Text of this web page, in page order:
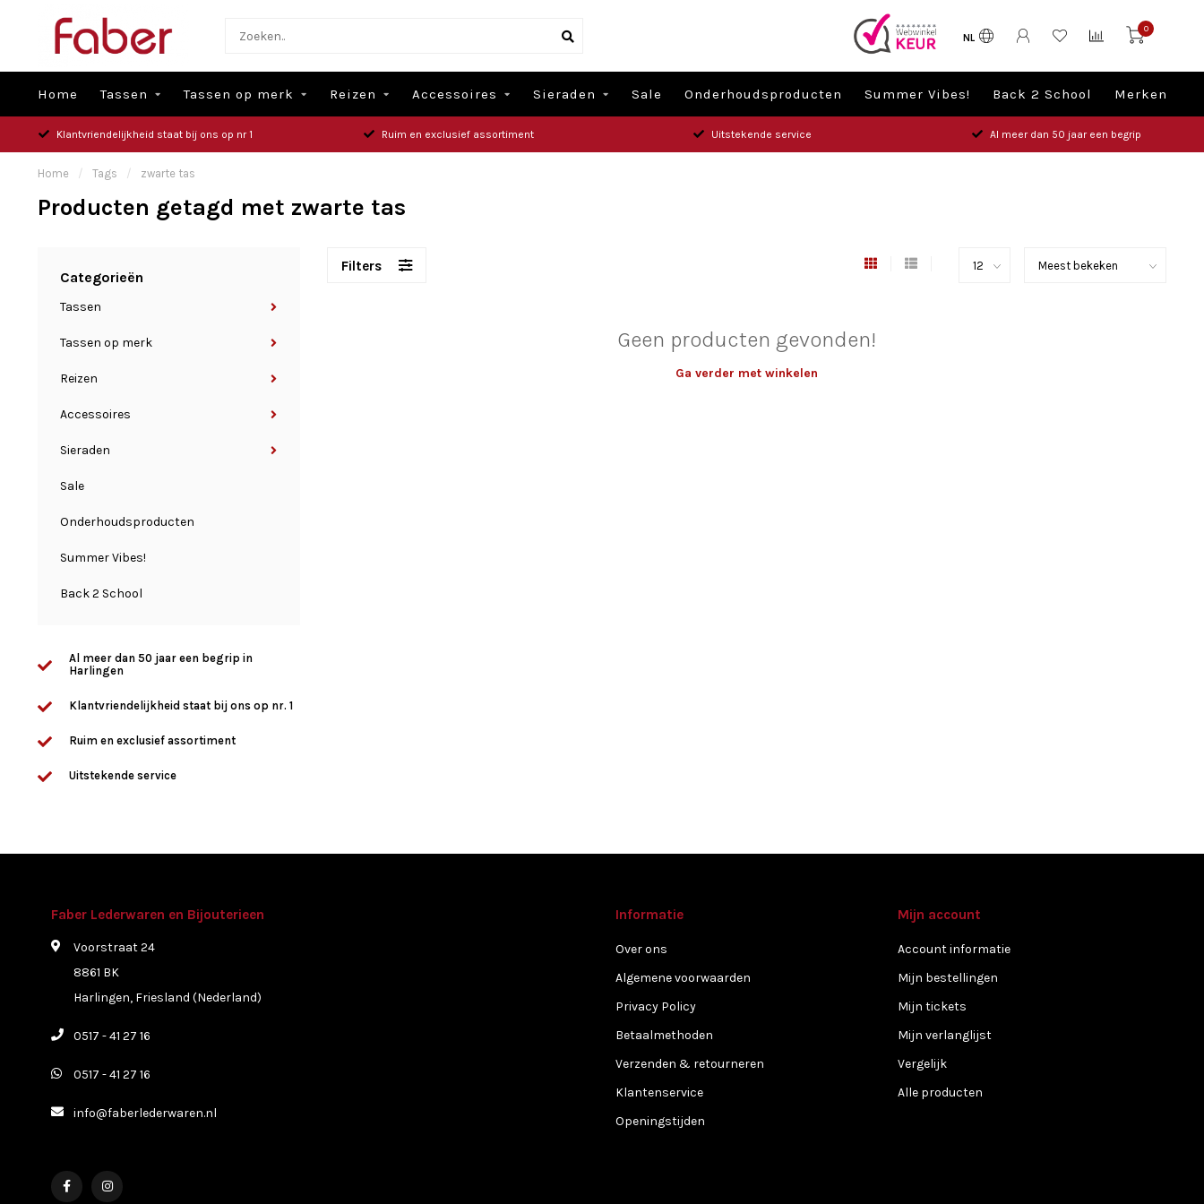
NL
0
Home Tassen Tassen op merk Reizen Accessoires Sieraden Sale Onderhoudsproducten Summer Vibes! Back 2 School Merken
Klantvriendelijkheid staat bij ons op nr 1 Ruim en exclusief assortiment Uitstekende service Al meer dan 50 jaar een begrip
Home / Tags / zwarte tas
Producten getagd met zwarte tas
Categorieën
Tassen
Tassen op merk
Reizen
Accessoires
Sieraden
Sale
Onderhoudsproducten
Summer Vibes!
Back 2 School
Al meer dan 50 jaar een begrip in
Harlingen
Klantvriendelijkheid staat bij ons op nr. 1
Ruim en exclusief assortiment
Uitstekende service
Filters
Geen producten gevonden!
Ga verder met winkelen
Faber Lederwaren en Bijouterieen
Voorstraat 24
8861 BK
Harlingen, Friesland (Nederland)
0517 - 41 27 16
0517 - 41 27 16
info@faberlederwaren.nl
Informatie
Over ons
Algemene voorwaarden
Privacy Policy
Betaalmethoden
Verzenden & retourneren
Klantenservice
Openingstijden
Mijn account
Account informatie
Mijn bestellingen
Mijn tickets
Mijn verlanglijst
Vergelijk
Alle producten